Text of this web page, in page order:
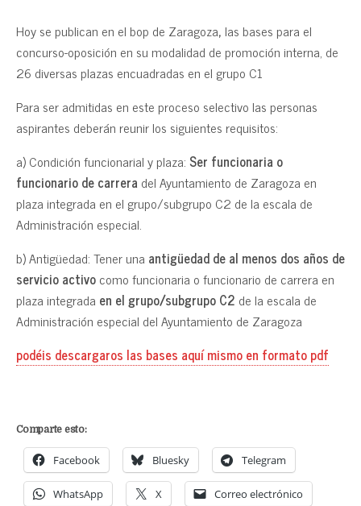
Hoy se publican en el bop de Zaragoza, las bases para el
concurso-oposición en su modalidad de promoción interna, de
26 diversas plazas encuadradas en el grupo C1
Para ser admitidas en este proceso selectivo las personas
aspirantes deberán reunir los siguientes requisitos:
a) Condición funcionarial y plaza: Ser funcionaria o
funcionario de carrera del Ayuntamiento de Zaragoza en
plaza integrada en el grupo/subgrupo C2 de la escala de
Administración especial.
b) Antigüedad: Tener una antigüedad de al menos dos años de
servicio activocomo funcionaria o funcionario de carrera en
plaza integrada en el grupo/subgrupo C2 de la escala de
Administración especial del Ayuntamiento de Zaragoza
podéis descargaros las bases aquí mismo en formato pdf
Comparte esto:
Facebook Bluesky Telegram
WhatsApp X Correo electrónico